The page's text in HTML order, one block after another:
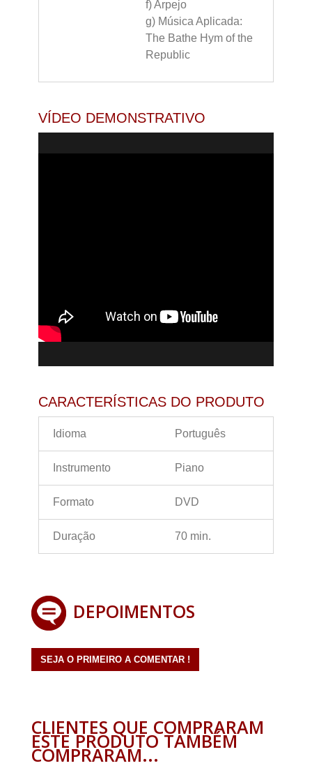
f) Arpejo
g) Música Aplicada:
The Bathe Hym of the
Republic
VÍDEO DEMONSTRATIVO
CARACTERÍSTICAS DO PRODUTO
Idioma Português
Instrumento Piano
Formato DVD
Duração 70 min.
DEPOIMENTOS
SEJA O PRIMEIRO A COMENTAR !
CLIENTES QUE COMPRARAM
ESTE PRODUTO TAMBÉM
COMPRARAM...